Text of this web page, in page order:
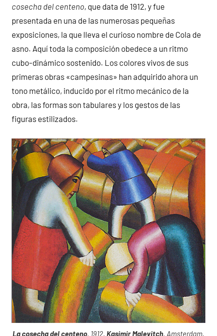
cosecha del centeno, que data de 1912, y fue
presentada en una de las numerosas pequeñas
exposiciones, la que lleva el curioso nombre de Cola de
asno. Aquí toda la composición obedece a un ritmo
cubo-dinámico sostenido. Los colores vivos de sus
primeras obras «campesinas» han adquirido ahora un
tono metálico, inducido por el ritmo mecánico de la
obra, las formas son tabulares y los gestos de las
figuras estilizados.
La cosecha del centeno, 1912, Kasimir Malevitch, Amsterdam,